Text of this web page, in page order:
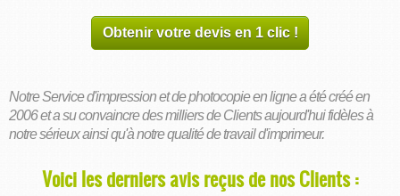
Obtenir votre devis en 1 clic !
Notre Service d'impression et de photocopie en ligne a été créé en
2006 et a su convaincre des milliers de Clients aujourd'hui fidèles à
notre sérieux ainsi qu'à notre qualité de travail d'imprimeur.
Voici les derniers avis reçus de nos Clients :